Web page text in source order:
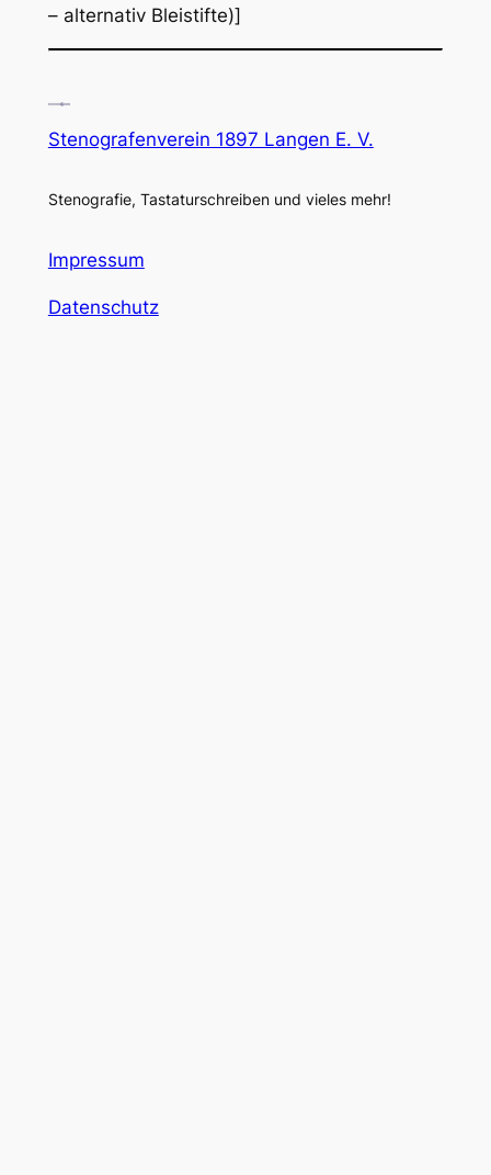
– alternativ Bleistifte)]
Stenografenverein 1897 Langen E. V.
Stenografie, Tastaturschreiben und vieles mehr!
Impressum
Datenschutz